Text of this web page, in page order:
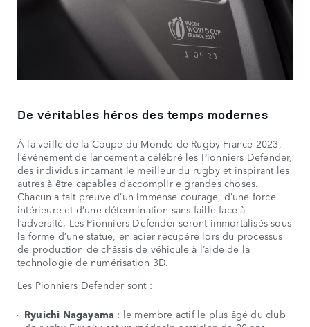
De véritables héros des temps modernes
À la veille de la Coupe du Monde de Rugby France 2023,
l’événement de lancement a célébré les Pionniers Defender,
des individus incarnant le meilleur du rugby et inspirant les
autres à être capables d’accomplir e grandes choses.
Chacun a fait preuve d’un immense courage, d’une force
intérieure et d’une détermination sans faille face à
l’adversité. Les Pionniers Defender seront immortalisés sous
la forme d’une statue, en acier récupéré lors du processus
de production de châssis de véhicule à l’aide de la
technologie de numérisation 3D.
Les Pionniers Defender sont :
Ryuichi Nagayama : le membre actif le plus âgé du club